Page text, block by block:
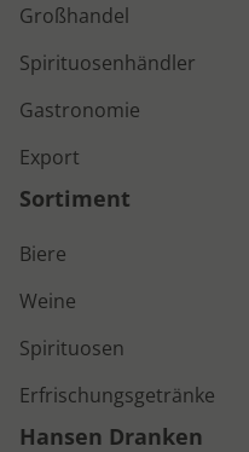
Großhandel
Spirituosenhändler
Gastronomie
Export
Sortiment
Biere
Weine
Spirituosen
Erfrischungsgetränke
Hansen Dranken